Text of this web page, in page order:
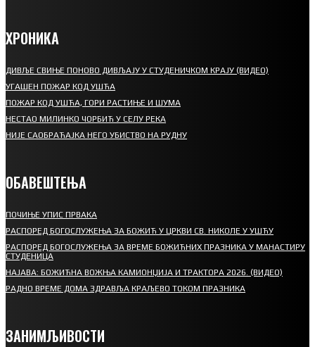
ХРОНИКА
ДИВЉЕ СВИЊЕ ПОНОВО ДИВЉАЈУ У СТУДЕНИЧКОМ КРАЈУ (ВИДЕО)
УГАШЕН ПОЖАР КОД УШЋА
ПОЖАР КОД УШЋА, ГОРИ РАСТИЊЕ И ШУМА
НЕСТАО МИЛИНКО ЧОРБИЋ У СЕЛУ РЕКА
НИЈЕ САОБРАЋАЈКА НЕГО УБИСТВО НА РУДНУ
ОБАВЕШТЕЊА
ПОЧИЊЕ УПИС ПРВАКА
РАСПОРЕД БОГОСЛУЖЕЊА ЗА БОЖИЋ У ЦРКВИ СВ. НИКОЛЕ У УШЋУ
РАСПОРЕД БОГОСЛУЖЕЊА ЗА ВРЕМЕ БОЖИЋНИХ ПРАЗНИКА У МАНАСТИРУ
СТУДЕНИЦА
НАЈАВА: БОЖИЋНА ВОЖЊА КАМИОНЏИЈА И ТРАКТОРА 2026. (ВИДЕО)
РАДНО ВРЕМЕ ДОМА ЗДРАВЉА КРАЉЕВО ТОКОМ ПРАЗНИКА
ЗАНИМЉИВОСТИ